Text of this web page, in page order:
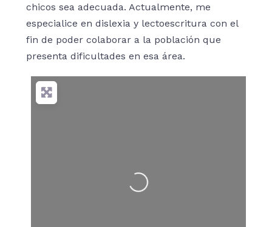
chicos sea adecuada. Actualmente, me
especialice en dislexia y lectoescritura con el
fin de poder colaborar a la población que
presenta dificultades en esa área.
Cargando…